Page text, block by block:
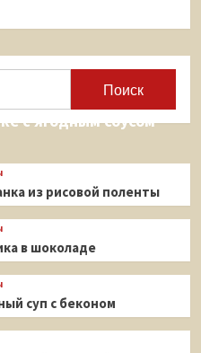
с ягодным соусом
из рисовой поленты
в шоколаде
суп с беконом